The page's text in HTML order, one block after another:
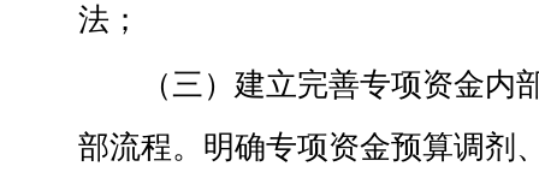
法；
（三）建立完善专项资金内
部流程。明确专项资金预算调剂